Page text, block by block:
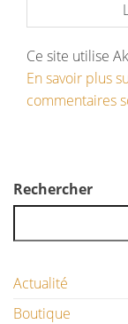
Ce site utilise
En savoir plus
commentaires
Rechercher
Actualité
Boutique